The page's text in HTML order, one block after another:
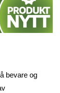
bevare og